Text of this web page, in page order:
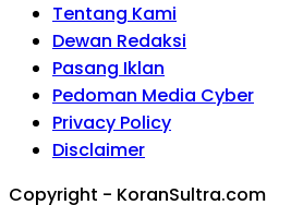
Tentang Kami
Dewan Redaksi
Pasang Iklan
Pedoman Media Cyber
Privacy Policy
Disclaimer
Copyright - KoranSultra.com